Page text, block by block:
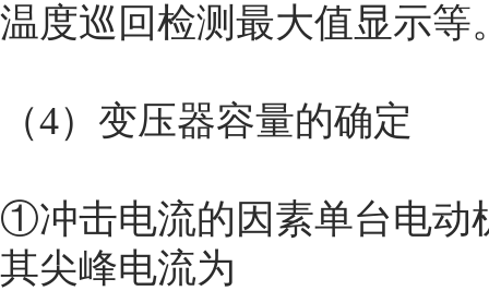
温度巡回检测最大值显示等
（4）变压器容量的确定
①冲击电流的因素单台电动
其尖峰电流为